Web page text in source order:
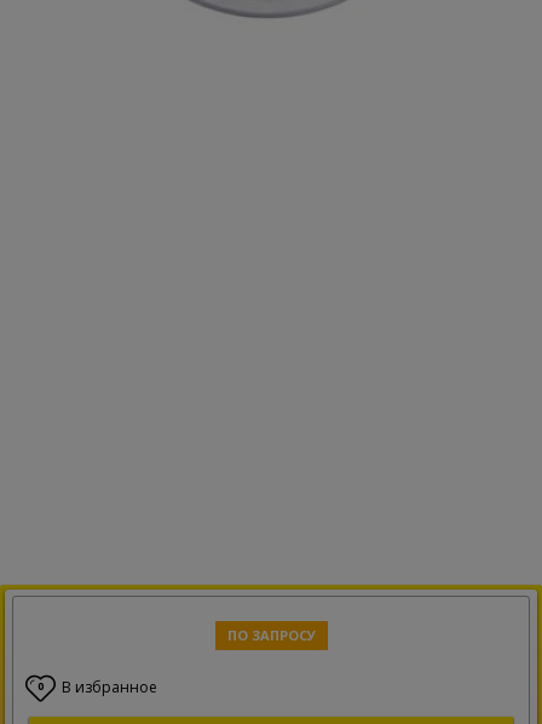
ПО ЗАПРОСУ
0 В избранное